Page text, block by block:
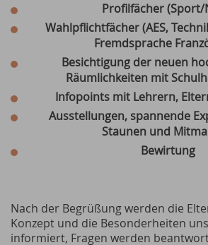
Profilfächer (Sport/
Wahlpflichtfächer (AES,
Fremdsprache
Besichtigung der neuen
Räumlichkeiten mit
Infopoints mit Lehrern,
Ausstellungen, spannende
Staunen und
Bewirtung
Nach der Begrüßung werden die
Konzept und die Besonderheiten
informiert, Fragen werden